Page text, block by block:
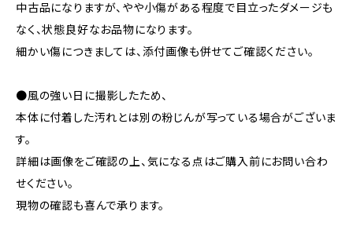
中古品になりますが、やや小傷がある程度で目立ったダメージも
なく、状態良好なお品物になります。
細かい傷につきましては、添付画像も併せてご確認ください。
●風の強い日に撮影したため、
本体に付着した汚れとは別の粉じんが写っている場合がございま
す。
詳細は画像をご確認の上、気になる点はご購入前にお問い合わ
せください。
現物の確認も喜んで承ります。